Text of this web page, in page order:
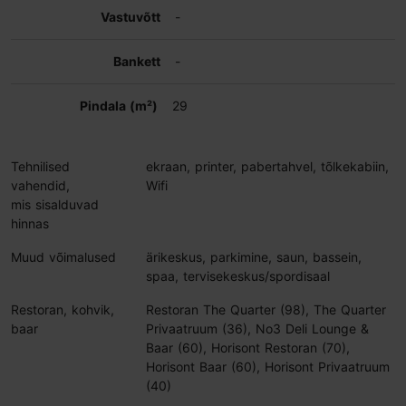
-
-
29
Tehnilised
vahendid,
mis sisalduvad
hinnas
ekraan, printer, pabertahvel, tõlkekabiin,
Wifi
Muud võimalused
ärikeskus, parkimine, saun, bassein,
spaa, tervisekeskus/spordisaal
Restoran, kohvik,
baar
Restoran The Quarter (98), The Quarter
Privaatruum (36), No3 Deli Lounge &
Baar (60), Horisont Restoran (70),
Horisont Baar (60), Horisont Privaatruum
(40)